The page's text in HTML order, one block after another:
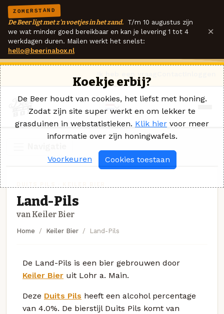
ZOMERSTAND
De Beer ligt met z'n voetjes in het zand. T/m 10 augustus zijn
we wat minder goed bereikbaar en kan je levering 1 tot 4
werkdagen duren. Mailen werkt het snelst:
hello@beerinabox.nl
×
Land-Pils
van Keiler Bier
Home Keiler Bier Land-Pils
De Land-Pils is een bier gebrouwen door
Keiler Bier uit Lohr a. Main.
Deze Duits Pils heeft een alcohol percentage
van 4.0%. De bierstijl Duits Pils komt van
Koekje erbij?
De Beer houdt van cookies, het liefst met honing.
Zodat zijn site super werkt en om lekker te
grasduinen in webstatistieken. Klik hier voor meer
informatie over zijn honingwafels.
Voorkeuren Cookies toestaan